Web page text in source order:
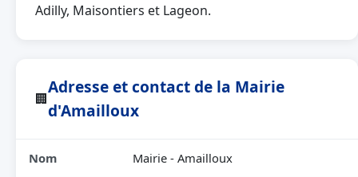
Adilly, Maisontiers et Lageon.
🏢
Adresse et contact de la Mairie
d'Amailloux
Nom Mairie - Amailloux